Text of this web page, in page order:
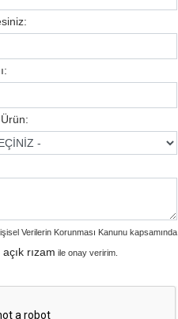
Verilerin Korunması Kanunu kapsamında
açık rızam ile onay veririm.